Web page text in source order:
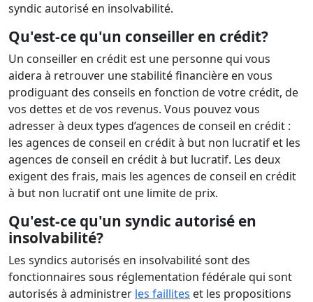
syndic autorisé en insolvabilité.
Qu'est-ce qu'un conseiller en crédit?
Un conseiller en crédit est une personne qui vous
aidera à retrouver une stabilité financière en vous
prodiguant des conseils en fonction de votre crédit, de
vos dettes et de vos revenus. Vous pouvez vous
adresser à deux types d’agences de conseil en crédit :
les agences de conseil en crédit à but non lucratif et les
agences de conseil en crédit à but lucratif. Les deux
exigent des frais, mais les agences de conseil en crédit
à but non lucratif ont une limite de prix.
Qu'est-ce qu'un syndic autorisé en
insolvabilité?
Les syndics autorisés en insolvabilité sont des
fonctionnaires sous réglementation fédérale qui sont
autorisés à administrer les faillites et les propositions